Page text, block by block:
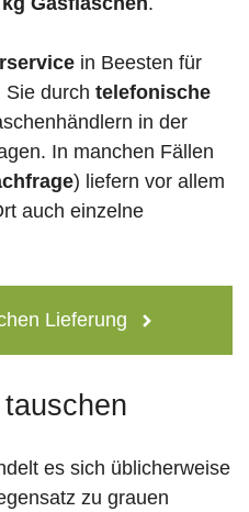
in Beesten für
Sie durch telefonische
in der
In manchen Fällen
) liefern vor allem
auch einzelne
Lieferung
es sich üblicherweise
zu grauen